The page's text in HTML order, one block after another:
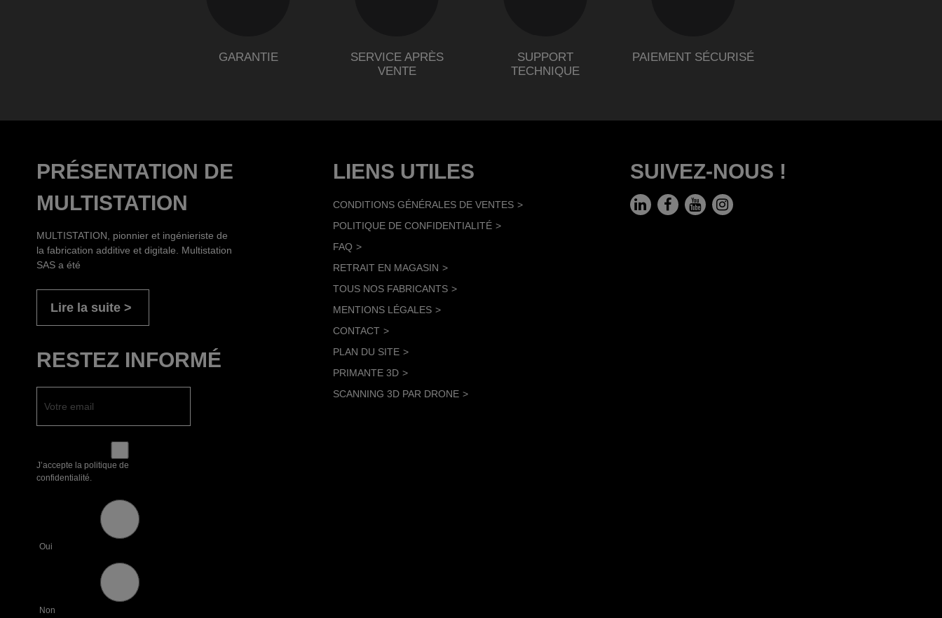
GARANTIE
SERVICE APRÈS
VENTE
SUPPORT
TECHNIQUE
PAIEMENT SÉCURISÉ
PRÉSENTATION DE
MULTISTATION
MULTISTATION, pionnier et ingénieriste de
la fabrication additive et digitale. Multistation
SAS a été
Lire la suite
RESTEZ INFORMÉ
J’accepte la politique de
confidentialité.
Oui
Non
LIENS UTILES
CONDITIONS GÉNÉRALES DE VENTES
POLITIQUE DE CONFIDENTIALITÉ
FAQ
RETRAIT EN MAGASIN
TOUS NOS FABRICANTS
MENTIONS LÉGALES
CONTACT
PLAN DU SITE
PRIMANTE 3D
SCANNING 3D PAR DRONE
SUIVEZ-NOUS !